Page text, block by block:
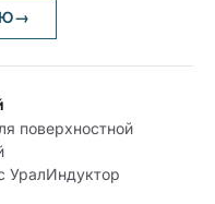
→
поверхностной
УралИндуктор